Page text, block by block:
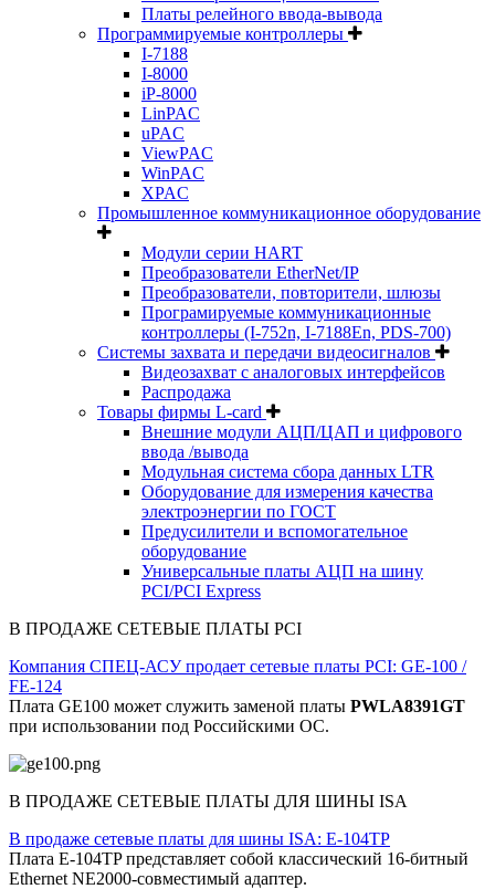
Платы релейного ввода-вывода
Программируемые контроллеры
I-7188
I-8000
iP-8000
LinPAC
uPAC
ViewPAC
WinPAC
XPAC
Промышленное коммуникационное оборудование
Модули серии HART
Преобразователи EtherNet/IP
Преобразователи, повторители, шлюзы
Програмируемые коммуникационные
контроллеры (I-752n, I-7188En, PDS-700)
Системы захвата и передачи видеосигналов
Видеозахват с аналоговых интерфейсов
Распродажа
Товары фирмы L-card
Внешние модули АЦП/ЦАП и цифрового
ввода /вывода
Модульная система сбора данных LTR
Оборудование для измерения качества
электроэнергии по ГОСТ
Предусилители и вспомогательное
оборудование
Универсальные платы АЦП на шину
PCI/PCI Express
В ПРОДАЖЕ СЕТЕВЫЕ ПЛАТЫ PCI
Компания СПЕЦ-АСУ продает сетевые платы PCI: GE-100 /
FE-124
Плата GE100 может служить заменой платы PWLA8391GT
при использовании под Российскими ОС.
В ПРОДАЖЕ СЕТЕВЫЕ ПЛАТЫ ДЛЯ ШИНЫ ISA
В продаже сетевые платы для шины ISA: E-104TP
Плата E-104TP представляет собой классический 16-битный
Ethernet NE2000-совместимый адаптер.